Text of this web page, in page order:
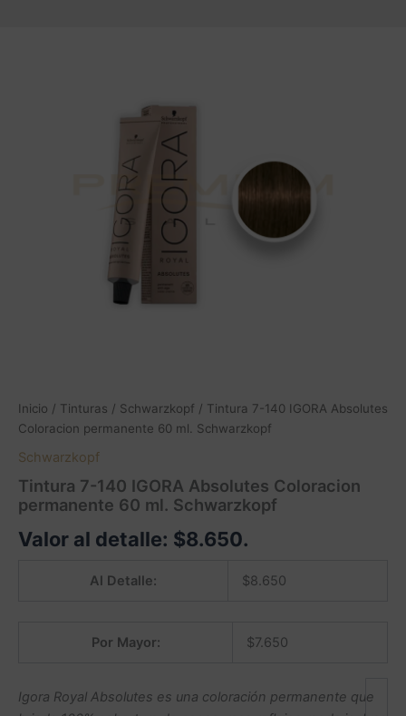
Inicio / Tinturas / Schwarzkopf / Tintura 7-140 IGORA Absolutes
Coloracion permanente 60 ml. Schwarzkopf
Schwarzkopf
Tintura 7-140 IGORA Absolutes Coloracion
permanente 60 ml. Schwarzkopf
Valor al detalle: $8.650.
Al Detalle: $8.650
Por Mayor: $7.650
Igora Royal Absolutes es una coloración permanente que